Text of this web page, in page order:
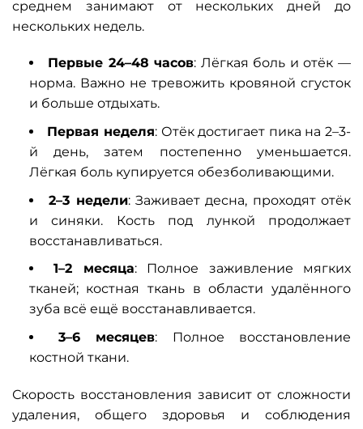
среднем занимают от нескольких дней до
нескольких недель.
Первые 24–48 часов: Лёгкая боль и отёк —
норма. Важно не тревожить кровяной сгусток
и больше отдыхать.
Первая неделя: Отёк достигает пика на 2–3-
й день, затем постепенно уменьшается.
Лёгкая боль купируется обезболивающими.
2–3 недели: Заживает десна, проходят отёк
и синяки. Кость под лункой продолжает
восстанавливаться.
1–2 месяца: Полное заживление мягких
тканей; костная ткань в области удалённого
зуба всё ещё восстанавливается.
3–6 месяцев: Полное восстановление
костной ткани.
Скорость восстановления зависит от сложности
удаления, общего здоровья и соблюдения